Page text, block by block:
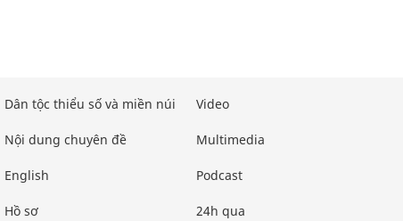
Dân tộc thiểu số và miền núi
Nội dung chuyên đề
English
Hồ sơ
Video
Multimedia
Podcast
24h qua